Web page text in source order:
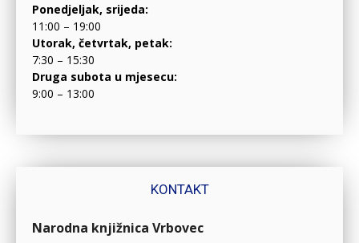
Ponedjeljak, srijeda:
11:00 – 19:00
Utorak, četvrtak, petak:
7:30 – 15:30
Druga subota u mjesecu:
9:00 – 13:00
KONTAKT
Narodna knjižnica Vrbovec